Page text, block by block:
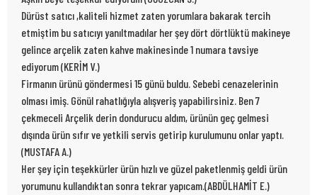
Dürüst satıcı ,kaliteli hizmet zaten yorumlara bakarak tercih
etmiştim bu satıcıyı yanıltmadılar her şey dört dörtlüktü makineye
gelince arçelik zaten kahve makinesinde 1 numara tavsiye
ediyorum (KERİM V.)
Firmanın ürünü göndermesi 15 günü buldu. Sebebi cenazelerinin
olması imiş. Gönül rahatlığıyla alışveriş yapabilirsiniz. Ben 7
çekmeceli Arçelik derin dondurucu aldım, ürünün geç gelmesi
dışında ürün sıfır ve yetkili servis getirip kurulumunu onlar yaptı.
(MUSTAFA A.)
Her şey için teşekkürler ürün hızlı ve güzel paketlenmiş geldi ürün
yorumunu kullandıktan sonra tekrar yapıcam.(ABDÜLHAMİT E.)